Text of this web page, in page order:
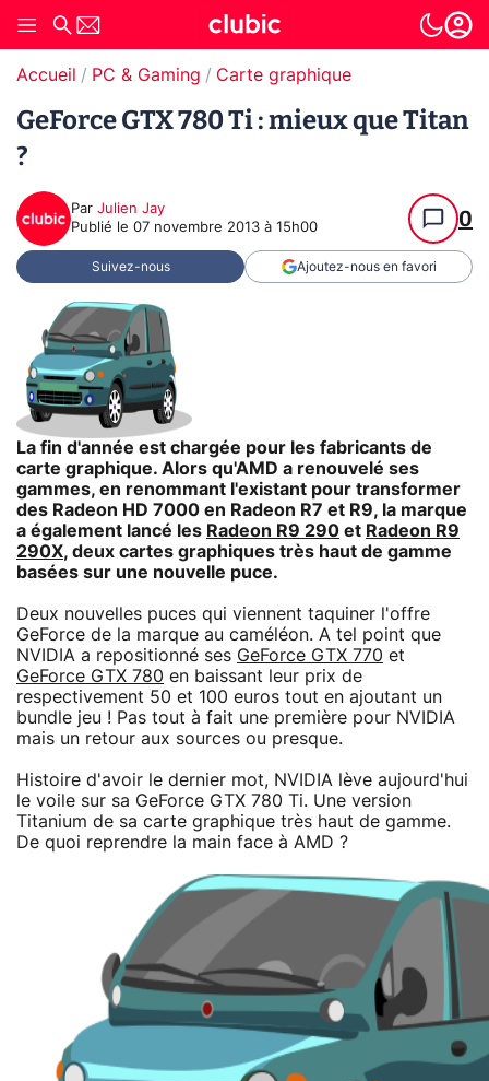
Accueil PC & Gaming Carte graphique
GeForce GTX 780 Ti : mieux que Titan
?
Par Julien Jay
Publié le 07 novembre 2013 à 15h00 0
Suivez-nous Ajoutez-nous en favori
La fin d'année est chargée pour les fabricants de
carte graphique. Alors qu'AMD a renouvelé ses
gammes, en renommant l'existant pour transformer
des Radeon HD 7000 en Radeon R7 et R9, la marque
a également lancé les Radeon R9 290 et Radeon R9
290X, deux cartes graphiques très haut de gamme
basées sur une nouvelle puce.
Deux nouvelles puces qui viennent taquiner l'offre
GeForce de la marque au caméléon. A tel point que
NVIDIA a repositionné ses GeForce GTX 770 et
GeForce GTX 780 en baissant leur prix de
respectivement 50 et 100 euros tout en ajoutant un
bundle jeu ! Pas tout à fait une première pour NVIDIA
mais un retour aux sources ou presque.
Histoire d'avoir le dernier mot, NVIDIA lève aujourd'hui
le voile sur sa GeForce GTX 780 Ti. Une version
Titanium de sa carte graphique très haut de gamme.
De quoi reprendre la main face à AMD ?